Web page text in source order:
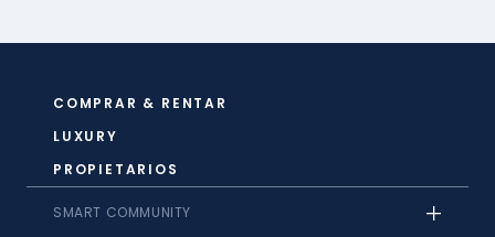
Casas en venta en Estado de méxico
Casas en venta en Guerrero
Casas en venta en Hidalgo
Casas en venta en Michoacán de Ocampo
Casas en venta en Morelos
COMPRAR & RENTAR
LUXURY
PROPIETARIOS
SMART COMMUNITY